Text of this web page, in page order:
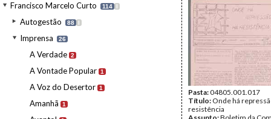
Francisco Marcelo Curto 114 I
Autogestão 88 I
Imprensa 26
A Verdade 2
A Vontade Popular 1
A Voz do Desertor 1
Amanhã 1
Pasta:04805.001.017
Título: Onde há
resistência